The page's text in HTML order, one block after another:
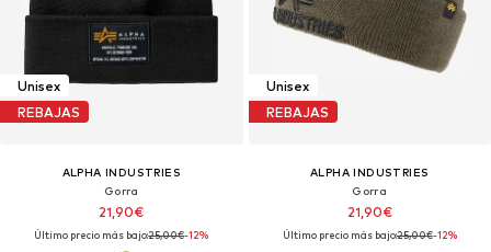
Unisex
REBAJAS
ALPHA INDUSTRIES
Gorra
21,90€
Último precio más bajo:25,00€-12%
Unisex
REBAJAS
ALPHA INDUSTRIES
Gorra
21,90€
Último precio más bajo:25,00€-12%